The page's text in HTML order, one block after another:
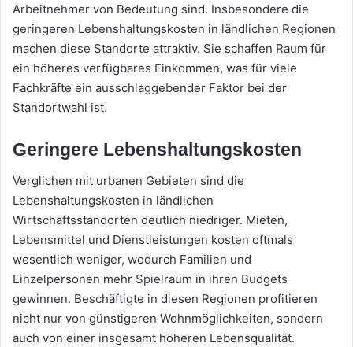
Arbeitnehmer von Bedeutung sind. Insbesondere die
geringeren Lebenshaltungskosten in ländlichen Regionen
machen diese Standorte attraktiv. Sie schaffen Raum für
ein höheres verfügbares Einkommen, was für viele
Fachkräfte ein ausschlaggebender Faktor bei der
Standortwahl ist.
Geringere Lebenshaltungskosten
Verglichen mit urbanen Gebieten sind die
Lebenshaltungskosten in ländlichen
Wirtschaftsstandorten deutlich niedriger. Mieten,
Lebensmittel und Dienstleistungen kosten oftmals
wesentlich weniger, wodurch Familien und
Einzelpersonen mehr Spielraum in ihren Budgets
gewinnen. Beschäftigte in diesen Regionen profitieren
nicht nur von günstigeren Wohnmöglichkeiten, sondern
auch von einer insgesamt höheren Lebensqualität.